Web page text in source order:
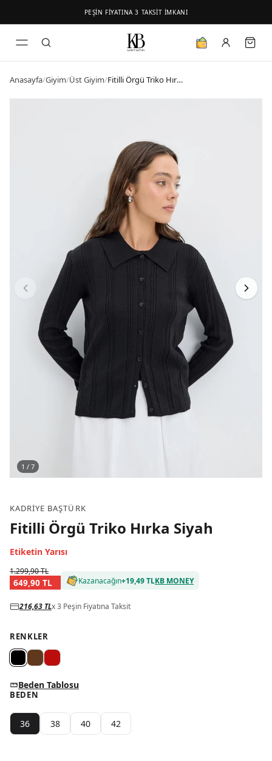
PEŞİN FİYATINA 3 TAKSİT İMKANI
Anasayfa/Giyim/Üst Giyim/ Fitilli Örgü Triko Hırka Siyah
1 / 7
KADRIYE BAŞTÜRK
Fitilli Örgü Triko Hırka Siyah
Etiketin Yarısı
1.299,90 TL
649,90 TL Kazanacağın+19,49 TLKB MONEY
216,63 TLx 3 Peşin Fiyatına Taksit
RENKLER
Beden Tablosu
BEDEN
36 38 40 42